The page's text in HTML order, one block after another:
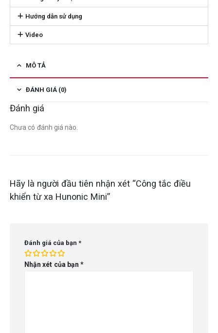
Hướng dẫn sử dụng
Video
MÔ TẢ
ĐÁNH GIÁ (0)
Đánh giá
Chưa có đánh giá nào.
Hãy là người đầu tiên nhận xét “Công tắc điều
khiển từ xa Hunonic Mini”
Đánh giá của bạn *
Nhận xét của bạn*